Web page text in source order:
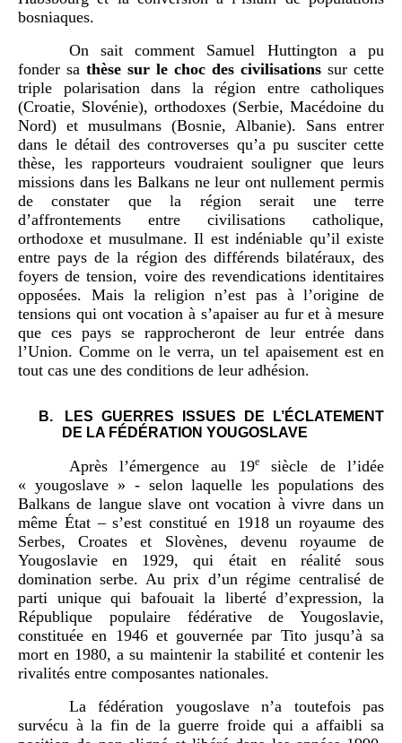
bosniaques.
On sait comment Samuel Huttington a pu
fonder sa thèse sur le choc des civilisations sur cette
triple polarisation dans la région entre catholiques
(Croatie, Slovénie), orthodoxes (Serbie, Macédoine du
Nord) et musulmans (Bosnie, Albanie). Sans entrer
dans le détail des controverses qu’a pu susciter cette
thèse, les rapporteurs voudraient souligner que leurs
missions dans les Balkans ne leur ont nullement permis
de constater que la région serait une terre
d’affrontements entre civilisations catholique,
orthodoxe et musulmane. Il est indéniable qu’il existe
entre pays de la région des différends bilatéraux, des
foyers de tension, voire des revendications identitaires
opposées. Mais la religion n’est pas à l’origine de
tensions qui ont vocation à s’apaiser au fur et à mesure
que ces pays se rapprocheront de leur entrée dans
l’Union. Comme on le verra, un tel apaisement est en
tout cas une des conditions de leur adhésion.
B.
LES GUERRES ISSUES DE L’ÉCLATEMENT
DE LA FÉDÉRATION YOUGOSLAVE
Après l’émergence au 19esiècle de l’idée
« yougoslave » - selon laquelle les populations des
Balkans de langue slave ont vocation à vivre dans un
même État – s’est constitué en 1918 un royaume des
Serbes, Croates et Slovènes, devenu royaume de
Yougoslavie en 1929, qui était en réalité sous
domination serbe. Au prix d’un régime centralisé de
parti unique qui bafouait la liberté d’expression, la
République populaire fédérative de Yougoslavie,
constituée en 1946 et gouvernée par Tito jusqu’à sa
mort en 1980, a su maintenir la stabilité et contenir les
rivalités entre composantes nationales.
La fédération yougoslave n’a toutefois pas
survécu à la fin de la guerre froide qui a affaibli sa